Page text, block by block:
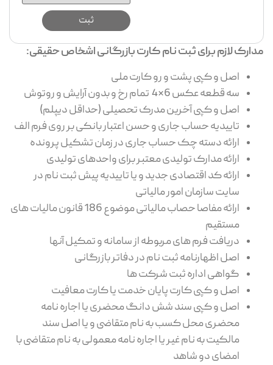
مدارک لازم برایثبت نام کارت بازرگانی اشخاص حقیقی:
اصل و کپی پشت و رو کارت ملی
سه قطعه عکس 6*4 تمام رخ و بدون آرایش و روتوش
اصل و کپی آخرین مدرک تحصیلی (حداقل دیپلم)
تاییدیه حساب جاری و حسن اعتبار بانکی بر روی فرم الف
ارائه دسته چک حساب جاری در زمان تشکیل پرونده
ارائه مدارک تولیدی معتبر برای واحدهای تولیدی
ارائه کد اقتصادی جدید و یا تاییدیه پیش ثبت نام در
سایت سازمان امور مالیاتی
ارائه مفاصا حصاب مالیاتی موضوع 186 قانون مالیات های
مستقیم
دریافت فرم های مربوطه از سامانه و تمکیل آنها
اصل اظهارنامه ثبت نام در دفاتر بازرگانی
گواهی اداره ثبت شرکت ها
اصل و کپی کارت پایان خدمت یا کارت معافیت
اصل و کپی سند شش دانگ محضری یا اجاره نامه
محضری محل کسب به نام متقاضی و یا اصل سند
مالکیت به نام غیر یا اجاره نامه معمولی به نام متقاضی با
امضای دو شاهد